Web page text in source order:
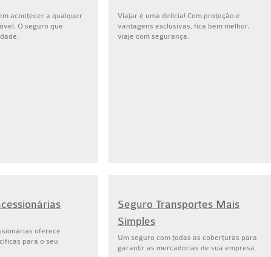
acontecer a qualquer
O seguro que
Viajar é uma delícia! Com proteção e
vantagens exclusivas, fica bem melhor,
viaje com segurança.
oferece
para o seu
Seguro Transportes Mais
Simples
Um seguro com todas as coberturas para
garantir as mercadorias de sua empresa.